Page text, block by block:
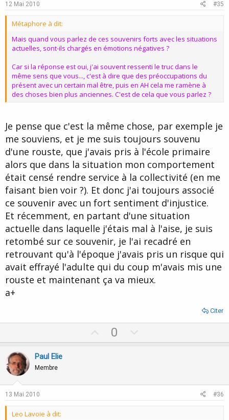
12 Mai 2010 #35
Métaphore à dit:
Mais quand vous parlez de ces souvenirs forts avec les situations
actuelles, sont-ils chargés en émotions négatives ?
Car si la réponse est oui, j'ai souvent ressenti le truc dans le
même sens que vous..., c'est à dire que des préoccupations du
présent avec un certain mal être, puis en AH cela me ramène à
des choses bien plus anciennes. C'est de cela que vous parlez ?
Je pense que c'est la même chose, par exemple je
me souviens, et je me suis toujours souvenu
d'une rouste, que j'avais pris à l'école primaire
alors que dans la situation mon comportement
était censé rendre service à la collectivité (en me
faisant bien voir ?). Et donc j'ai toujours associé
ce souvenir avec un fort sentiment d'injustice.
Et récemment, en partant d'une situation
actuelle dans laquelle j'étais mal à l'aise, je suis
retombé sur ce souvenir, je l'ai recadré en
retrouvant qu'à l'époque j'avais pris un risque qui
avait effrayé l'adulte qui du coup m'avais mis une
rouste et maintenant ça va mieux.
a+
Citer
p
t
0
o
v
Paul Elie
Membre
13 Mai 2010 #36
Leo Lavoie à dit: